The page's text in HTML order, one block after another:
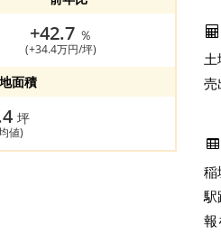
+42.7 ％
(+34.4万円/坪)
面積
坪
値)
土
売
稲
駅
報